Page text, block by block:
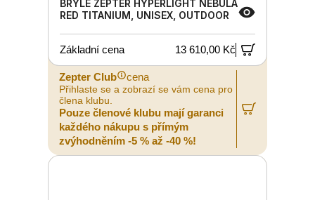
BRÝLE ZEPTER HYPERLIGHT NEBULA
RED TITANIUM, UNISEX, OUTDOOR
Základní cena 13 610,00 Kč
Zepter Club cena
Přihlaste se a zobrazí se vám cena pro
člena klubu.
Pouze členové klubu mají garanci
každého nákupu s přímým
zvýhodněním -5 % až -40 %!